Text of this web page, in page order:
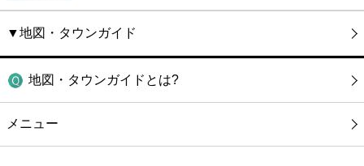
▼地図・タウンガイド
地図・タウンガイドとは?
メニュー